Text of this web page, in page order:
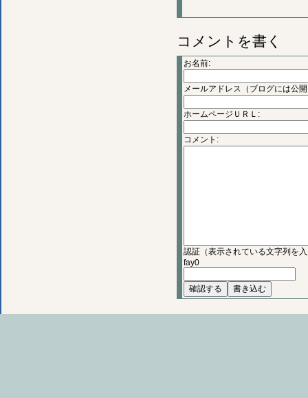
コメントを書く
お名前:
メールアドレス（ブログには公
ホームページＵＲＬ:
コメント:
認証（表示されている文字列を
fay0